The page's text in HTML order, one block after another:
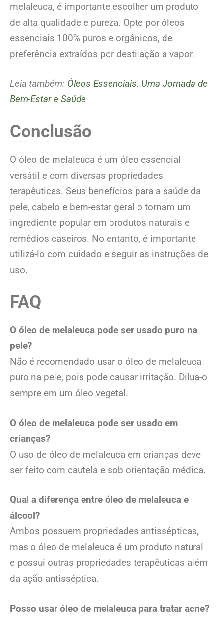
melaleuca, é importante escolher um produto
de alta qualidade e pureza. Opte por óleos
essenciais 100% puros e orgânicos, de
preferência extraídos por destilação a vapor.
Leia também: Óleos Essenciais: Uma Jornada de
Bem-Estar e Saúde
Conclusão
O óleo de melaleuca é um óleo essencial
versátil e com diversas propriedades
terapêuticas. Seus benefícios para a saúde da
pele, cabelo e bem-estar geral o tornam um
ingrediente popular em produtos naturais e
remédios caseiros. No entanto, é importante
utilizá-lo com cuidado e seguir as instruções de
uso.
FAQ
O óleo de melaleuca pode ser usado puro na
pele?
Não é recomendado usar o óleo de melaleuca
puro na pele, pois pode causar irritação. Dilua-o
sempre em um óleo vegetal.
O óleo de melaleuca pode ser usado em
crianças?
O uso de óleo de melaleuca em crianças deve
ser feito com cautela e sob orientação médica.
Qual a diferença entre óleo de melaleuca e
álcool?
Ambos possuem propriedades antissépticas,
mas o óleo de melaleuca é um produto natural
e possui outras propriedades terapêuticas além
da ação antisséptica.
Posso usar óleo de melaleuca para tratar acne?